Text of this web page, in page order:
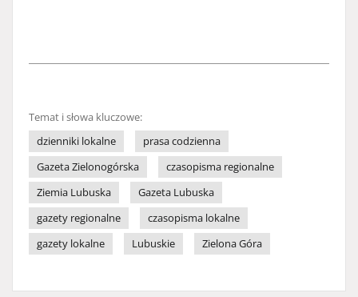
Temat i słowa kluczowe:
dzienniki lokalne
prasa codzienna
Gazeta Zielonogórska
czasopisma regionalne
Ziemia Lubuska
Gazeta Lubuska
gazety regionalne
czasopisma lokalne
gazety lokalne
Lubuskie Zielona Góra